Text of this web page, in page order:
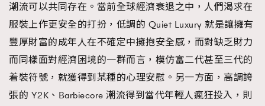
潮流可以共同存在。當前全球經濟衰退之中，人們渴求在
服裝上作更安全的打扮，低調的 Quiet Luxury 就是讓擁有
豐厚財富的成年人在不確定中擁抱安全感，而對缺乏財力
而同樣面對經濟困境的一群而言，模仿富二代甚至三代的
着裝符號，就獲得到某種的心理安慰。另一方面，高調誇
張的 Y2K、Barbiecore 潮流得到當代年輕人瘋狂投入，則